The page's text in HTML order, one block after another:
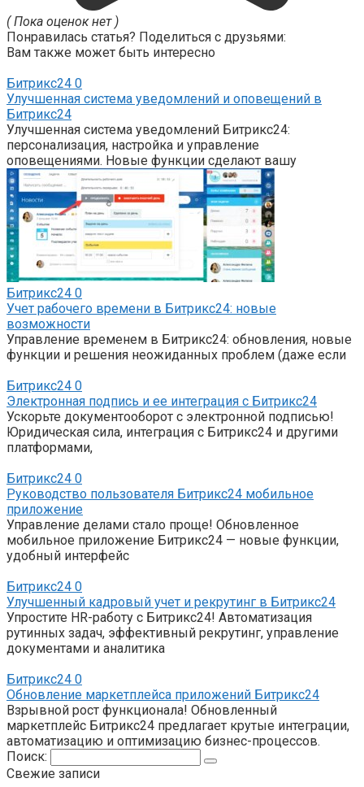
( Пока оценок нет )
Понравилась статья? Поделиться с друзьями:
Вам также может быть интересно
Битрикс24 0
Улучшенная система уведомлений и оповещений в
Битрикс24
Улучшенная система уведомлений Битрикс24:
персонализация, настройка и управление
оповещениями. Новые функции сделают вашу
Битрикс24 0
Учет рабочего времени в Битрикс24: новые
возможности
Управление временем в Битрикс24: обновления, новые
функции и решения неожиданных проблем (даже если
Битрикс24 0
Электронная подпись и ее интеграция с Битрикс24
Ускорьте документооборот с электронной подписью!
Юридическая сила, интеграция с Битрикс24 и другими
платформами,
Битрикс24 0
Руководство пользователя Битрикс24 мобильное
приложение
Управление делами стало проще! Обновленное
мобильное приложение Битрикс24 — новые функции,
удобный интерфейс
Битрикс24 0
Улучшенный кадровый учет и рекрутинг в Битрикс24
Упростите HR-работу с Битрикс24! Автоматизация
рутинных задач, эффективный рекрутинг, управление
документами и аналитика
Битрикс24 0
Обновление маркетплейса приложений Битрикс24
Взрывной рост функционала! Обновленный
маркетплейс Битрикс24 предлагает крутые интеграции,
автоматизацию и оптимизацию бизнес-процессов.
Поиск:
Свежие записи